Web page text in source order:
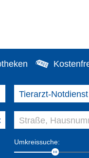
Umkreissuche: